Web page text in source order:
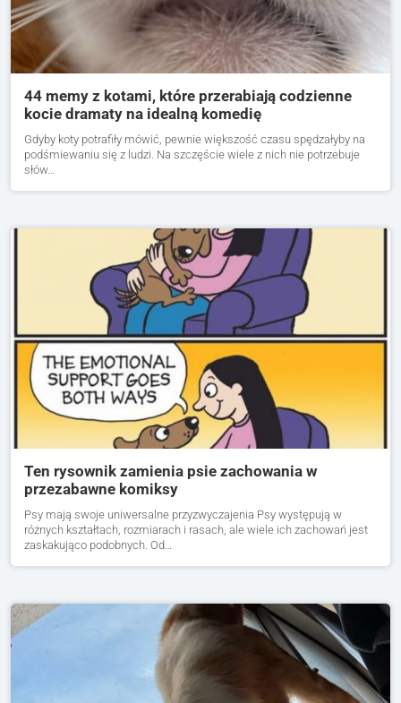
44 memy z kotami, które przerabiają codzienne
kocie dramaty na idealną komedię
Gdyby koty potrafiły mówić, pewnie większość czasu spędzałyby na
podśmiewaniu się z ludzi. Na szczęście wiele z nich nie potrzebuje
słów…
Ten rysownik zamienia psie zachowania w
przezabawne komiksy
Psy mają swoje uniwersalne przyzwyczajenia Psy występują w
różnych kształtach, rozmiarach i rasach, ale wiele ich zachowań jest
zaskakująco podobnych. Od…